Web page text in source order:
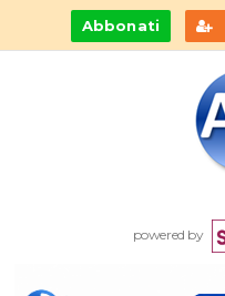
Abbonati
powered by